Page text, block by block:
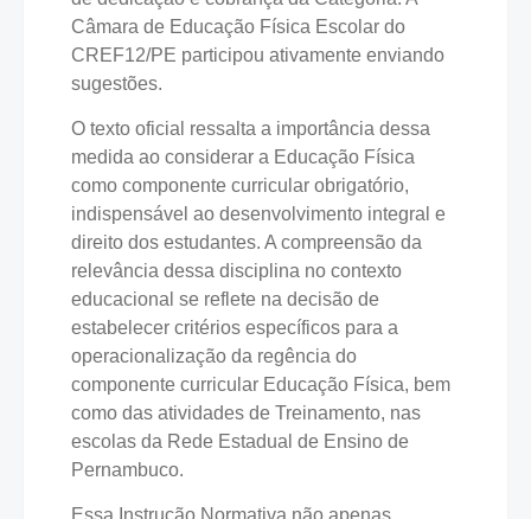
Câmara de Educação Física Escolar do
CREF12/PE participou ativamente enviando
sugestões.
O texto oficial ressalta a importância dessa
medida ao considerar a Educação Física
como componente curricular obrigatório,
indispensável ao desenvolvimento integral e
direito dos estudantes. A compreensão da
relevância dessa disciplina no contexto
educacional se reflete na decisão de
estabelecer critérios específicos para a
operacionalização da regência do
componente curricular Educação Física, bem
como das atividades de Treinamento, nas
escolas da Rede Estadual de Ensino de
Pernambuco.